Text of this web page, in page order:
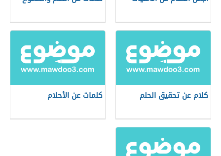
كلام عن تحقيق الحلم كلمات عن الأحلام